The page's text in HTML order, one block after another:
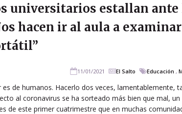
universitarios estallan ante
hacen ir al aula a
11/01/2021 El Salto Educación ,
es de humanos. Hacerlo dos veces, lamentablemente,
al coronavirus se ha sorteado más bien que mal,
de este primer cuatrimestre que en muchas